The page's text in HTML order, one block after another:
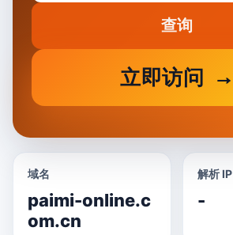
查询
立即访问
域名
paimi-online.c
om.cn
解析 IP
-